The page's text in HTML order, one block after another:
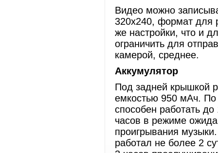
Видео можно
320х240, формат для
же настройки, что и
ограничить для
камерой, среднее.
Аккумулятор
Под задней крышкой
емкостью 950 мАч. По
способен работать
часов в режиме
проигрывания
работал не более 2